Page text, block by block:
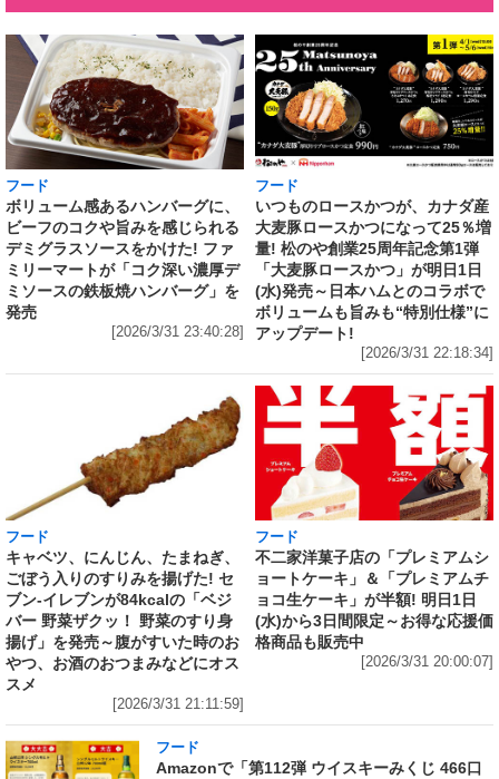
フード
ボリューム感あるハンバーグに、
ビーフのコクや旨みを感じられる
デミグラスソースをかけた! ファ
ミリーマートが「コク深い濃厚デ
ミソースの鉄板焼ハンバーグ」を
発売
[2026/3/31 23:40:28]
フード
いつものロースかつが、カナダ産
大麦豚ロースかつになって25％増
量! 松のや創業25周年記念第1弾
「大麦豚ロースかつ」が明日1日
(水)発売～日本ハムとのコラボで
ボリュームも旨みも“特別仕様”に
アップデート!
[2026/3/31 22:18:34]
フード
キャベツ、にんじん、たまねぎ、
ごぼう入りのすりみを揚げた! セ
ブン‐イレブンが84kcalの「ベジ
バー 野菜ザクッ！ 野菜のすり身
揚げ」を発売～腹がすいた時のお
やつ、お酒のおつまみなどにオス
スメ
[2026/3/31 21:11:59]
フード
不二家洋菓子店の「プレミアムシ
ョートケーキ」＆「プレミアムチ
ョコ生ケーキ」が半額! 明日1日
(水)から3日間限定～お得な応援価
格商品も販売中
[2026/3/31 20:00:07]
フード
Amazonで「第112弾 ウイスキーみくじ 466口